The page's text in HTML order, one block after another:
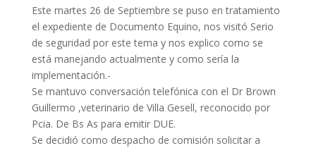
Este martes 26 de Septiembre se puso en tratamiento
el expediente de Documento Equino, nos visitó Serio
de seguridad por este tema y nos explico como se
está manejando actualmente y como sería la
implementación.-
Se mantuvo conversación telefónica con el Dr Brown
Guillermo ,veterinario de Villa Gesell, reconocido por
Pcia. De Bs As para emitir DUE.
Se decidió como despacho de comisión solicitar a